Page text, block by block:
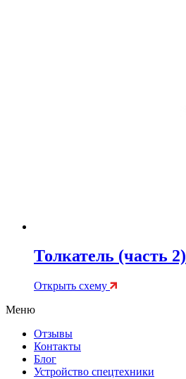
Толкатель (часть 2)
Открыть схему
Меню
Отзывы
Контакты
Блог
Устройство спецтехники